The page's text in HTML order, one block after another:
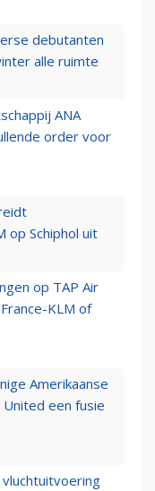
debutanten
alle ruimte
ANA
order voor
op Schiphol uit
op TAP Air
KLM of
Amerikaanse
een fusie